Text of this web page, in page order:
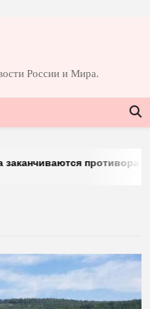
России и Мира.
противоракеты